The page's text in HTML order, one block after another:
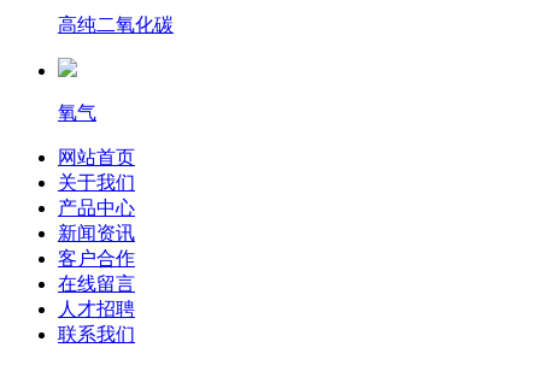
高纯二氧化碳
氧气
网站首页
关于我们
产品中心
新闻资讯
客户合作
在线留言
人才招聘
联系我们